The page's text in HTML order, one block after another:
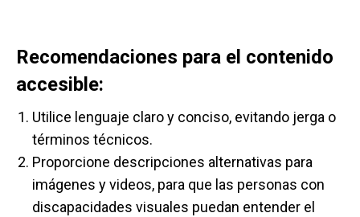
Recomendaciones para el contenido
accesible:
Utilice lenguaje claro y conciso, evitando jerga o
términos técnicos.
Proporcione descripciones alternativas para
imágenes y videos, para que las personas con
discapacidades visuales puedan entender el